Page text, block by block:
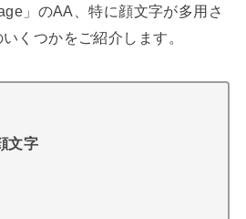
」のAA、特に顔文字が多用さ
くつかをご紹介します。
文字